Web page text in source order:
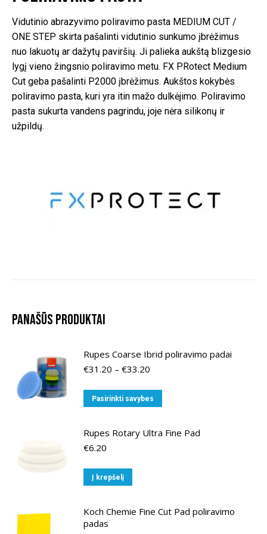
Vidutinio abrazyvimo poliravimo pasta MEDIUM CUT /
ONE STEP skirta pašalinti vidutinio sunkumo įbrėžimus
nuo lakuotų ar dažytų paviršių. Ji palieka aukštą blizgesio
lygį vieno žingsnio poliravimo metu. FX PRotect Medium
Cut geba pašalinti P2000 įbrėžimus. Aukštos kokybės
poliravimo pasta, kuri yra itin mažo dulkėjimo. Poliravimo
pasta sukurta vandens pagrindu, joje nėra silikonų ir
užpildų.
Panašūs produktai
Rupes Coarse Ibrid poliravimo padai
€31.20 – €33.20
€31.20
through
Pasirinkti savybes
be
Rupes Rotary Ultra Fine Pad
€6.20
Į krepšelį
Koch Chemie Fine Cut Pad poliravimo
padas